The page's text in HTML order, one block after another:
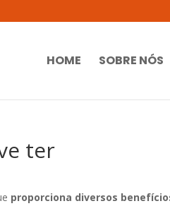
HOME SOBRE NÓS
ter
proporciona diversos